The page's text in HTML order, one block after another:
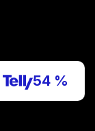
54 %